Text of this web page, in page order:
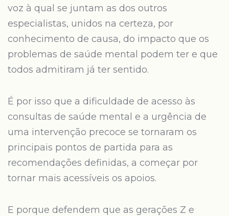
voz à qual se juntam as dos outros
especialistas, unidos na certeza, por
conhecimento de causa, do impacto que os
problemas de saúde mental podem ter e que
todos admitiram já ter sentido.
É por isso que a dificuldade de acesso às
consultas de saúde mental e a urgência de
uma intervenção precoce se tornaram os
principais pontos de partida para as
recomendações definidas, a começar por
tornar mais acessíveis os apoios.
E porque defendem que as gerações Z e